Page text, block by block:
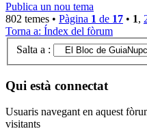
Publica un nou tema
802 temes • Pàgina 1 de 17 • 1,
Torna a: Índex del fòrum
Salta a :
Qui està connectat
Usuaris navegant en aquest
visitants